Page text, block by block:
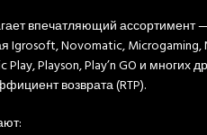
впечатляющий ассортимент
Igrosoft, Novomatic, Microgaming,
Play, Playson, Play’n GO и
возврата (RTP).